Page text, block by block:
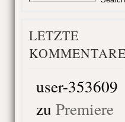
LETZTE
KOMMENTARE
user-353609
zu Premiere